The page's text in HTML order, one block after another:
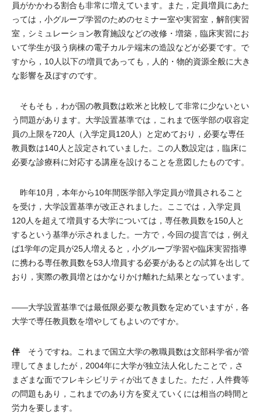
員がかかわる割合も非常に増えています。また，定員増員にあた
っては，小グループ学習のためのセミナー室や実習室，解剖実習
室，シミュレーション教育施設などの改修・増築，臨床実習にお
いて学生が扱う病棟の電子カルテ端末の造設などが必要です。で
すから，10人以下の増員であっても，人的・物的資源全般に大き
な影響を及ぼすのです。
そもそも，わが国の教員数は欧米と比較して非常に少ないとい
う問題があります。大学設置基準では，これまで医学部の収容定
員の上限を720人（入学定員120人）と定めており，必要な専任
教員数は140人と設定されていました。この人数設定は，臨床に
必要な診療科に対応する講座を設けることを意図したものです。
昨年10月，本年から10年間医学部入学定員が増員されること
を受け，大学設置基準が改正されました。ここでは，入学定員
120人を超えて増員する大学については，専任教員数を150人と
するという基準が示されました。一方で，今回の提言では，例え
ば1学年の定員が25人増えると，小グループ学習や臨床実習指導
に携わる専任教員数を53人増員する必要があるとの試算を出して
おり，実際の教員増とはかなりかけ離れた結果となっています。
――大学設置基準では最低限必要な教員数を定めていますが，各
大学で専任教員数を増やしてもよいのですか。
伴そうですね。これまで国立大学の教職員数は文部科学省が管
理してきましたが，2004年に大学が独立法人化したことで，さ
まざまな面でフレキシビリティが出てきました。ただ，人件費等
の問題もあり，これまでのあり方を変えていくには相当の時間と
労力を要します。